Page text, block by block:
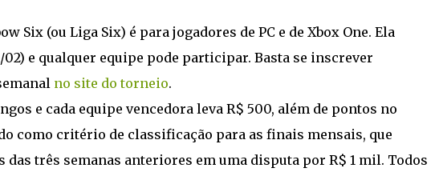
Six (ou Liga Six) é para jogadores de PC e de Xbox One. Ela
e qualquer equipe pode participar. Basta se inscrever
no site do torneio.
e cada equipe vencedora leva R$ 500, além de pontos no
como critério de classificação para as finais mensais, que
três semanas anteriores em uma disputa por R$ 1 mil. Todos